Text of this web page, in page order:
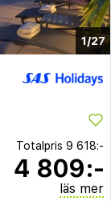
1/27
Totalpris 9 618:-
4 809:-
läs mer